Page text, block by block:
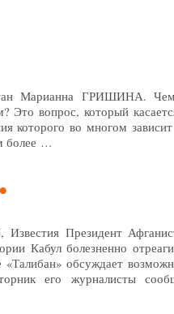
Марианна ГРИШИНА. Чем
вопрос, который
во многом
более …
Известия Президент
Кабул болезненно
обсуждает
его журналисты